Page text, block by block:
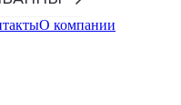
О компании